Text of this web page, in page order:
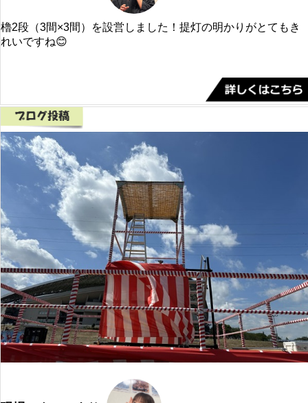
櫓2段（3間×3間）を設営しました！提灯の明かりがとてもき
れいですね😊